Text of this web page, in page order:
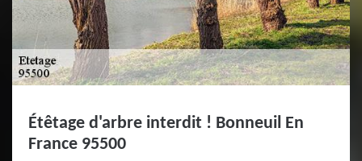
Étêtage d'arbre interdit ! Bonneuil En
France 95500